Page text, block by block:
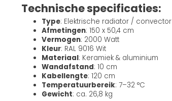
Technische specificaties:
Type: Elektrische radiator / convector
Afmetingen: 150 x 50,4 cm
Vermogen: 2000 Watt
Kleur: RAL 9016 Wit
Materiaal: Keramiek & aluminium
Wandafstand: 10 cm
Kabellengte: 120 cm
Temperatuurbereik: 7–32 °C
Gewicht: ca. 26,8 kg